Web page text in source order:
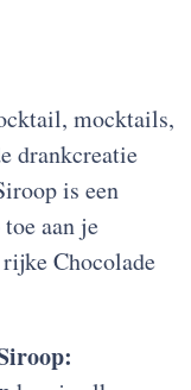
mocktails,
drankcreatie
is een
aan je
Chocolade